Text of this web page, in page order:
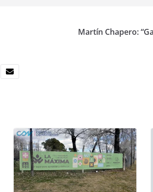
Martín Chapero: